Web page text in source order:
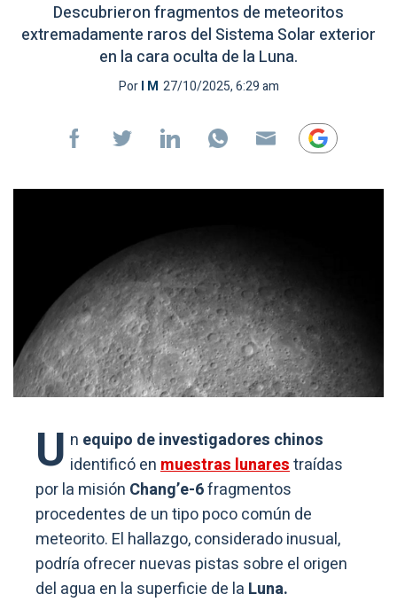
Descubrieron fragmentos de meteoritos
extremadamente raros del Sistema Solar exterior
en la cara oculta de la Luna.
PorI M 27/10/2025, 6:29 am
U n equipo de investigadores chinos
identificó enmuestras lunarestraídas
por la misión Chang’e-6fragmentos
procedentes de un tipo poco común de
meteorito. El hallazgo, considerado inusual,
podría ofrecer nuevas pistas sobre el origen
del agua en la superficie de la Luna.